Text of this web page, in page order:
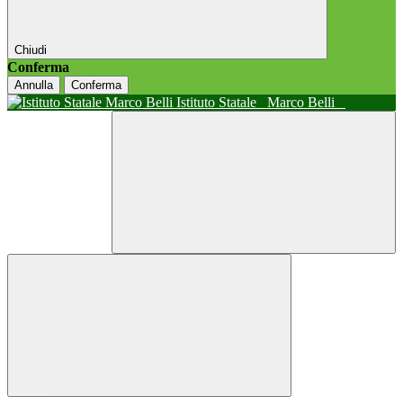
Chiudi
Conferma
Annulla Conferma
Istituto Statale Marco Belli